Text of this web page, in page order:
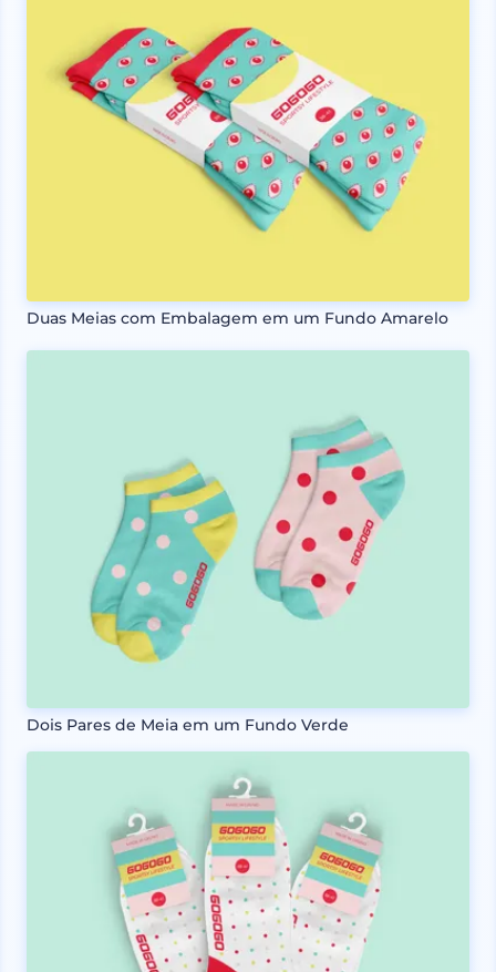
Duas Meias com Embalagem em um Fundo Amarelo
Dois Pares de Meia em um Fundo Verde